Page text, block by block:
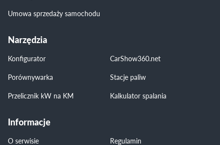
Umowa sprzedaży samochodu
Narzędzia
Konfigurator
CarShow360.net
Porównywarka
Stacje paliw
Przelicznik kW na KM
Kalkulator spalania
Informacje
O serwisie Regulamin